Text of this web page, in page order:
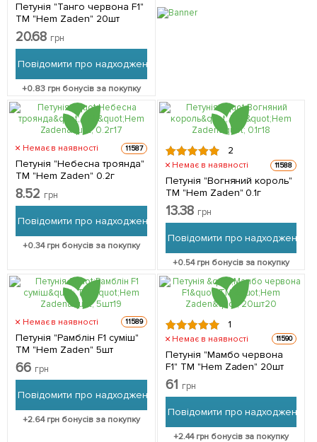
Петунія "Танго червона F1"
ТМ "Hem Zaden" 20шт
20.68 грн
Повідомити про надходження
+0.83 грн бонусів за покупку
Немає в наявності 11587
Петунія "Небесна троянда"
ТМ "Hem Zaden" 0.2г
8.52 грн
Повідомити про надходження
+0.34грн бонусів за покупку
2
Немає в наявності 11588
Петунія "Вогняний король"
ТМ "Hem Zaden" 0.1г
13.38 грн
Повідомити про надходження
+0.54грн бонусів за покупку
Немає в наявності 11589
Петунія "Рамблін F1 суміш"
ТМ "Hem Zaden" 5шт
66 грн
Повідомити про надходження
+2.64грн бонусів за покупку
1
Немає в наявності 11590
Петунія "Мамбо червона
F1" ТМ "Hem Zaden" 20шт
61 грн
Повідомити про надходження
+2.44грн бонусів за покупку